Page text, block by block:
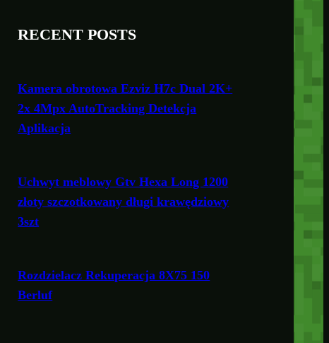
RECENT POSTS
Kamera obrotowa Ezviz H7c Dual 2K+
2x 4Mpx AutoTracking Detekcja
Aplikacja
Uchwyt meblowy Gtv Hexa Long 1200
złoty szczotkowany długi krawędziowy
3szt
Rozdzielacz Rekuperacja 8X75 150
Berluf